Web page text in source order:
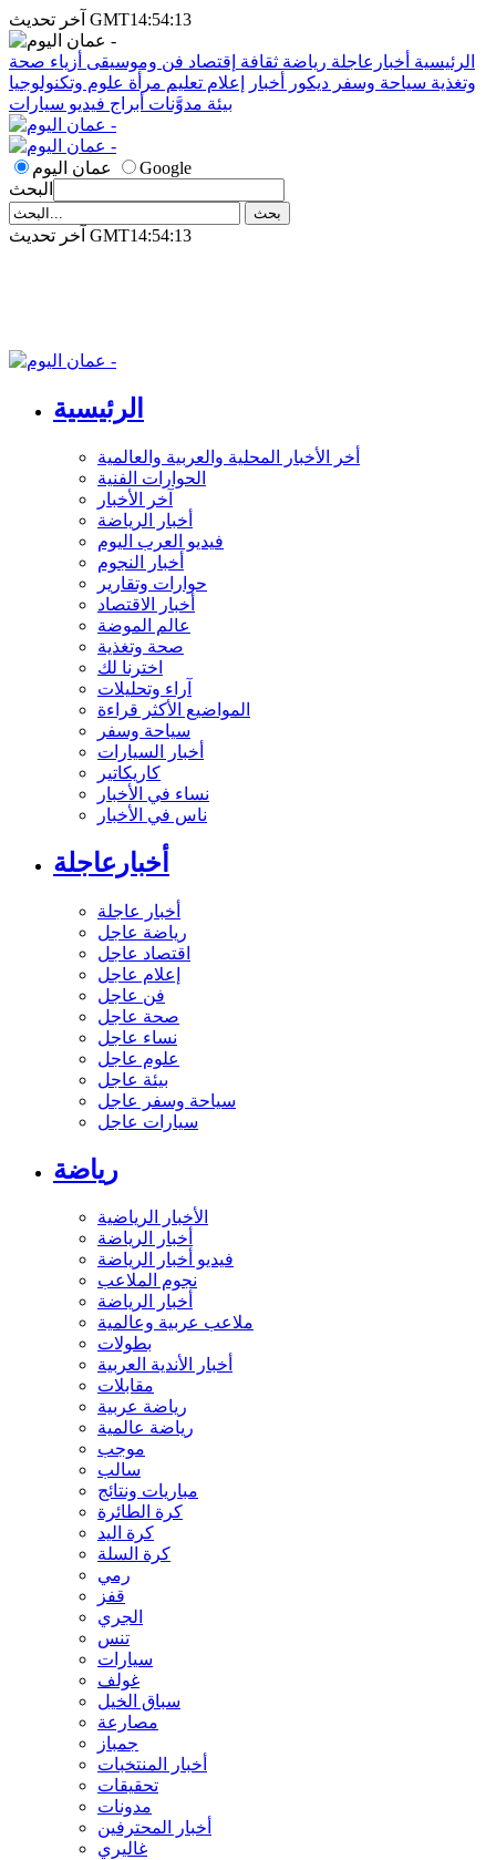
آخر تحديث GMT14:54:13
الرئيسية أخبارعاجلة رياضة ثقافة إقتصاد فن وموسيقى أزياء صحة
وتغذية سياحة وسفر ديكور أخبار إعلام تعليم مرأة علوم وتكنولوجيا
بيئة مدوَّنات أبراج فيديو سيارات
عمان اليوم
Google
البحث
آخر تحديث GMT14:54:13
الرئيسية
أخر الأخبار المحلية والعربية والعالمية
الحوارات الفنية
آخر الأخبار
أخبار الرياضة
فيديو العرب اليوم
أخبار النجوم
حوارات وتقارير
أخبار الاقتصاد
عالم الموضة
صحة وتغذية
اخترنا لك
آراء وتحليلات
المواضيع الأكثر قراءة
سياحة وسفر
أخبار السيارات
كاريكاتير
نساء في الأخبار
ناس في الأخبار
أخبارعاجلة
أخبار عاجلة
رياضة عاجل
اقتصاد عاجل
إعلام عاجل
فن عاجل
صحة عاجل
نساء عاجل
علوم عاجل
بيئة عاجل
سياحة وسفر عاجل
سيارات عاجل
رياضة
الأخبار الرياضية
أخبار الرياضة
فيديو أخبار الرياضة
نجوم الملاعب
أخبار الرياضة
ملاعب عربية وعالمية
بطولات
أخبار الأندية العربية
مقابلات
رياضة عربية
رياضة عالمية
موجب
سالب
مباريات ونتائج
كرة الطائرة
كرة اليد
كرة السلة
رمي
قفز
الجري
تنس
سيارات
غولف
سباق الخيل
مصارعة
جمباز
أخبار المنتخبات
تحقيقات
مدونات
أخبار المحترفين
غاليري